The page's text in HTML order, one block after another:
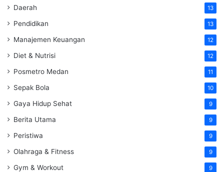
Daerah 13
Pendidikan 13
Manajemen Keuangan 12
Diet & Nutrisi 12
Posmetro Medan 11
Sepak Bola 10
Gaya Hidup Sehat 9
Berita Utama 9
Peristiwa 9
Olahraga & Fitness 9
Gym & Workout 9